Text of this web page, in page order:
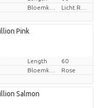
Pink
Length
60
Rose
Salmon